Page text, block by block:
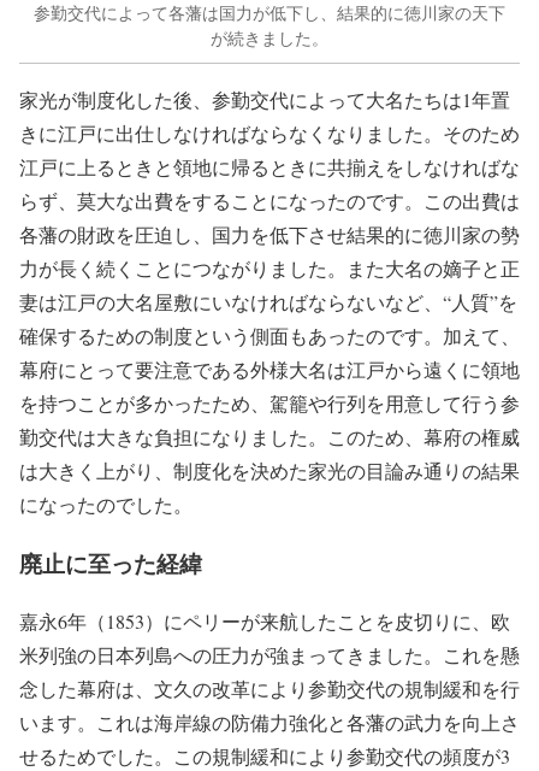
参勤交代によって各藩は国力が低下し、結果的に徳川家の天下
が続きました。
家光が制度化した後、参勤交代によって大名たちは1年置
きに江戸に出仕しなければならなくなりました。そのため
江戸に上るときと領地に帰るときに共揃えをしなければな
らず、莫大な出費をすることになったのです。この出費は
各藩の財政を圧迫し、国力を低下させ結果的に徳川家の勢
力が長く続くことにつながりました。また大名の嫡子と正
妻は江戸の大名屋敷にいなければならないなど、“人質”を
確保するための制度という側面もあったのです。加えて、
幕府にとって要注意である外様大名は江戸から遠くに領地
を持つことが多かったため、駕籠や行列を用意して行う参
勤交代は大きな負担になりました。このため、幕府の権威
は大きく上がり、制度化を決めた家光の目論み通りの結果
になったのでした。
廃止に至った経緯
嘉永6年（1853）にペリーが来航したことを皮切りに、欧
米列強の日本列島への圧力が強まってきました。これを懸
念した幕府は、文久の改革により参勤交代の規制緩和を行
います。これは海岸線の防備力強化と各藩の武力を向上さ
せるためでした。この規制緩和により参勤交代の頻度が3